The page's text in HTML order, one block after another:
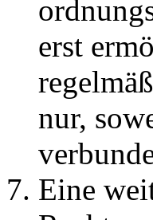
erst
nur,
Eine